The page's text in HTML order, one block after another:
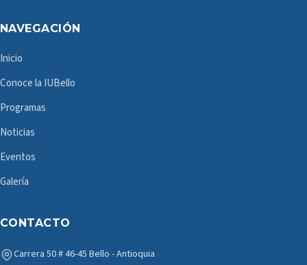
NAVEGACIÓN
Inicio
Conoce la IUBello
Programas
Noticias
Eventos
Galería
CONTACTO
Carrera 50 # 46-45 Bello - Antioquia